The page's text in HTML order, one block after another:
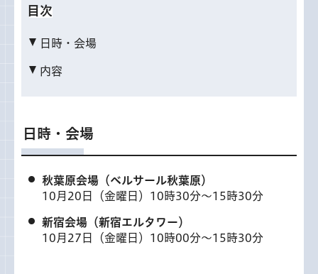
目次
日時・会場
内容
日時・会場
秋葉原会場（ベルサール秋葉原）
10月20日（金曜日）10時30分〜15時30分
新宿会場（新宿エルタワー）
10月27日（金曜日）10時00分〜15時30分